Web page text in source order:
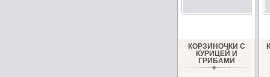
КОРЗИНОЧКИ С
КУРИЦЕЙ И
ГРИБАМИ